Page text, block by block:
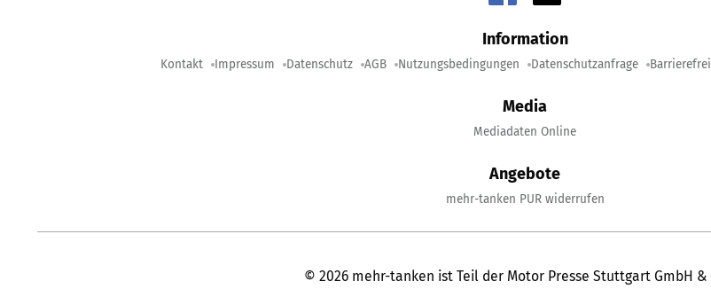
Information
Kontakt Impressum Datenschutz AGB Nutzungsbedingungen Datenschutzanfrage
Media
Mediadaten Online
Angebote
mehr-tanken PUR widerrufen
© 2026 mehr-tanken ist Teil der Motor Presse Stuttgart GmbH &